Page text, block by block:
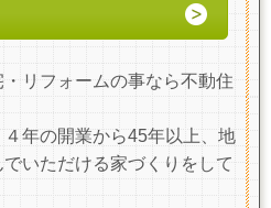
リフォームの事なら不動住
年の開業から45年以上、地
いただける家づくりをして